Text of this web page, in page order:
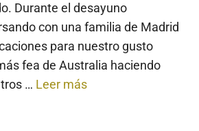
Durante el desayuno
con una familia de Madrid
para nuestro gusto
fea de Australia haciendo
… Leer más